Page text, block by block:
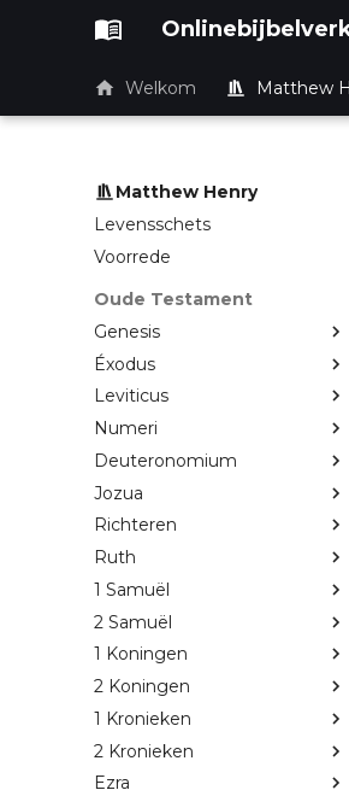
Welkom Matthew
Matthew Henry
Levensschets
Voorrede
Oude Testament
Genesis
Éxodus
Leviticus
Numeri
Deuteronomium
Jozua
Richteren
Ruth
1 Samuël
2 Samuël
1 Koningen
2 Koningen
1 Kronieken
2 Kronieken
Ezra